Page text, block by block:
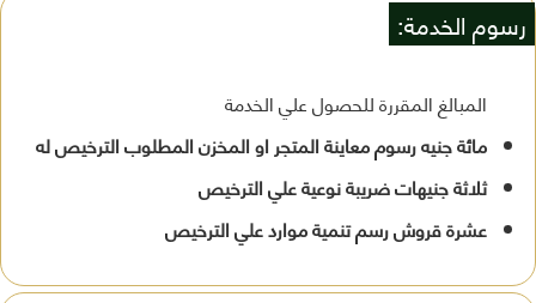
رسوم الخدمة:
المبالغ المقررة للحصول علي الخدمة
مائة جنيه رسوم معاينة المتجر او المخزن المطلوب الترخيص له
ثلاثة جنيهات ضريبة نوعية علي الترخيص
عشرة قروش رسم تنمية موارد علي الترخيص